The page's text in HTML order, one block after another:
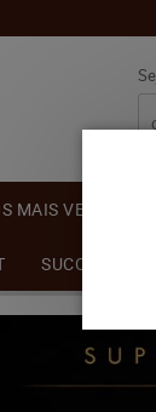
MAIS VENDIDOS
SUCO DE UVA